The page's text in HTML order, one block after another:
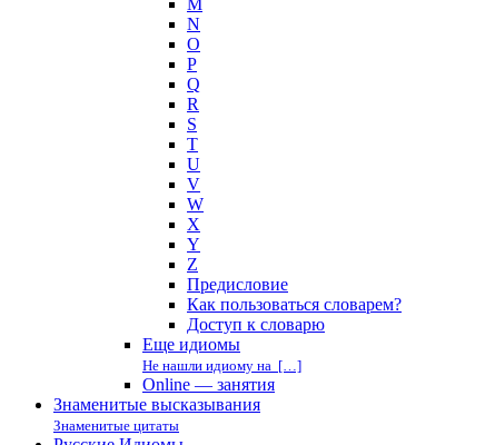
M
N
O
P
Q
R
S
T
U
V
W
X
Y
Z
Предисловие
Как пользоваться словарем?
Доступ к словарю
Еще идиомы
Не нашли идиому на […]
Online — занятия
Знаменитые высказывания
Знаменитые цитаты